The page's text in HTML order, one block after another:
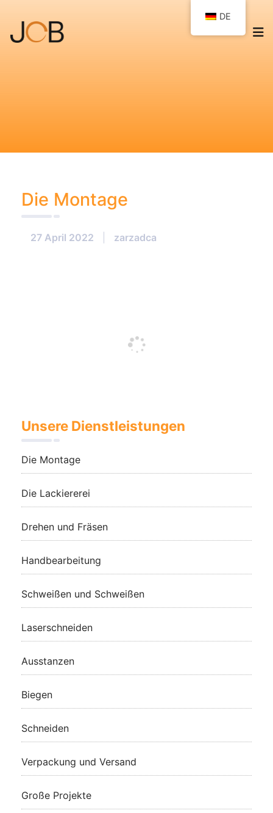
Die Montage
27 April 2022 zarzadca
Unsere Dienstleistungen
Die Montage
Die Lackiererei
Drehen und Fräsen
Handbearbeitung
Schweißen und Schweißen
Laserschneiden
Ausstanzen
Biegen
Schneiden
Verpackung und Versand
Große Projekte
DE